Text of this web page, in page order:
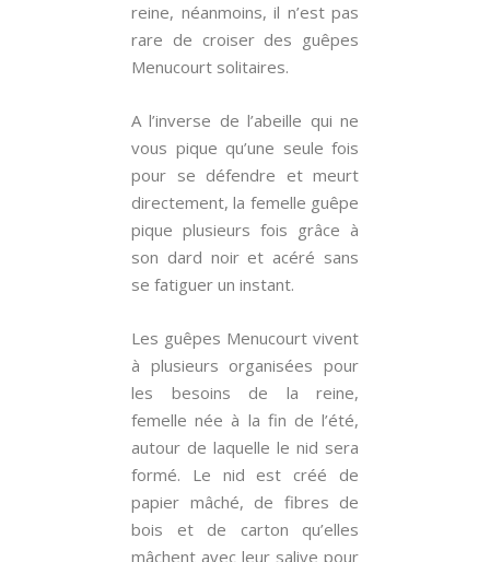
reine, néanmoins, il n’est pas
rare de croiser des guêpes
Menucourt solitaires.
A l’inverse de l’abeille qui ne
vous pique qu’une seule fois
pour se défendre et meurt
directement, la femelle guêpe
pique plusieurs fois grâce à
son dard noir et acéré sans
se fatiguer un instant.
Les guêpes Menucourt vivent
à plusieurs organisées pour
les besoins de la reine,
femelle née à la fin de l’été,
autour de laquelle le nid sera
formé. Le nid est créé de
papier mâché, de fibres de
bois et de carton qu’elles
mâchent avec leur salive pour